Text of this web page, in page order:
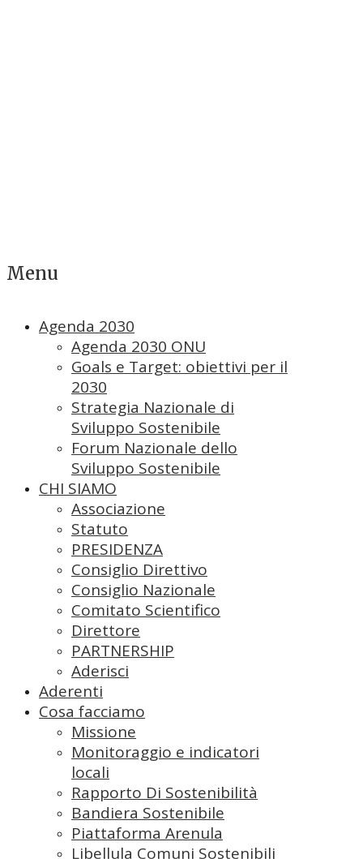
Menu
Agenda 2030
Agenda 2030 ONU
Goals e Target: obiettivi per il
2030
Strategia Nazionale di
Sviluppo Sostenibile
Forum Nazionale dello
Sviluppo Sostenibile
CHI SIAMO
Associazione
Statuto
PRESIDENZA
Consiglio Direttivo
Consiglio Nazionale
Comitato Scientifico
Direttore
PARTNERSHIP
Aderisci
Aderenti
Cosa facciamo
Missione
Monitoraggio e indicatori
locali
Rapporto Di Sostenibilità
Bandiera Sostenibile
Piattaforma Arenula
Libellula Comuni Sostenibili